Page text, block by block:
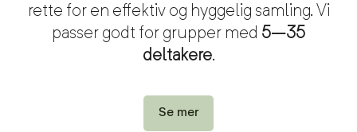
rette for en effektiv og hyggelig samling. Vi
passer godt for grupper med 5–35
deltakere.
Se mer